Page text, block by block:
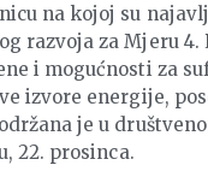
na kojoj su
razvoja za Mjeru 4.
i mogućnosti za
izvore energije,
je u
22. prosinca.